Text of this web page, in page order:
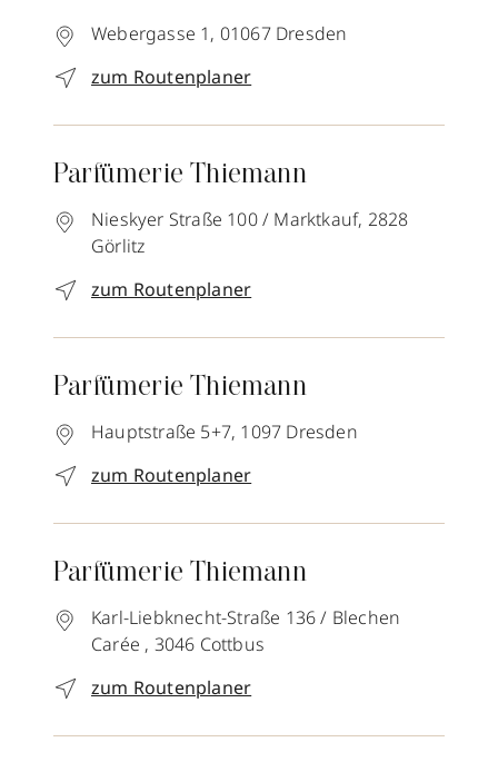
Webergasse 1, 01067 Dresden
zum Routenplaner
Parfümerie Thiemann
Nieskyer Straße 100 / Marktkauf, 2828
Görlitz
zum Routenplaner
Parfümerie Thiemann
Hauptstraße 5+7, 1097 Dresden
zum Routenplaner
Parfümerie Thiemann
Karl-Liebknecht-Straße 136 / Blechen
Carée , 3046 Cottbus
zum Routenplaner